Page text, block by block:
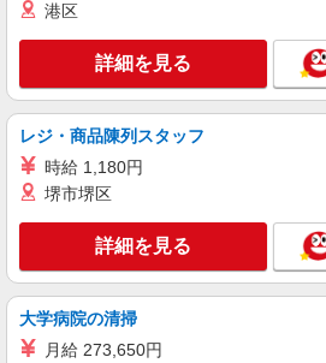
介護職／サービス付
従／パート
時給1,257円〜
による 社会福祉士・
他資格 時給1,257円 ※
間外勤務手当 〇土日
パナソニック エイ
阪府枚方市津田元町2-
パナソニック エイジフリーケアセンター
ショートステイ／介
時給1,270円〜
による 社会福祉士・
港区
詳細を見る
レジ・商品陳列スタッフ
時給 1,180円
堺市堺区
詳細を見る
大学病院の清掃
月給 273,650円